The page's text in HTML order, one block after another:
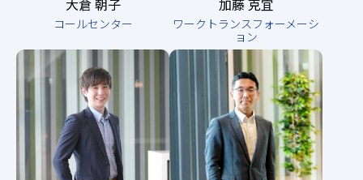
大倉 朝子
コールセンター
加藤 克宜
ワークトランスフォーメーシ
ョン